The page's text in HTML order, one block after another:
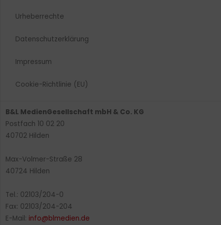
Urheberrechte​
Datenschutzerklärung
Impressum
Cookie-Richtlinie (EU)
B&L MedienGesellschaft mbH & Co. KG
Postfach 10 02 20
40702 Hilden
Max-Volmer-Straße 28
40724 Hilden
Tel.: 02103/204-0
Fax: 02103/204-204
E-Mail: info@blmedien.de